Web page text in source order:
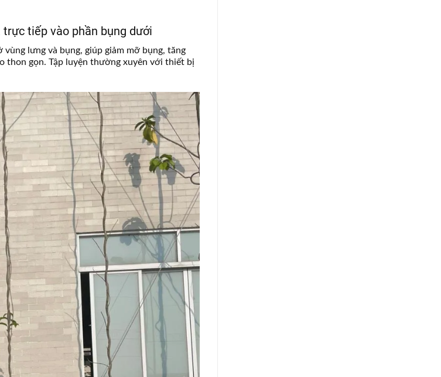
tiếp vào phần bụng dưới
lưng và bụng, giúp giảm mỡ bụng, tăng
thon gọn. Tập luyện thường xuyên với thiết bị